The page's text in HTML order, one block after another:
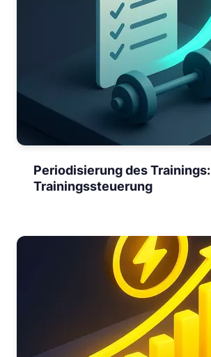
Periodisierung des Trainings:
Trainingssteuerung